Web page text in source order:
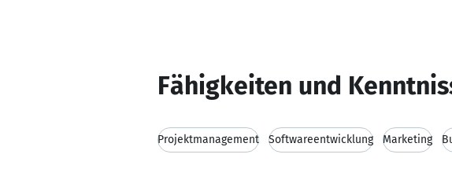
Fähigkeiten und
Projektmanagement Softwareentwicklung Marketing